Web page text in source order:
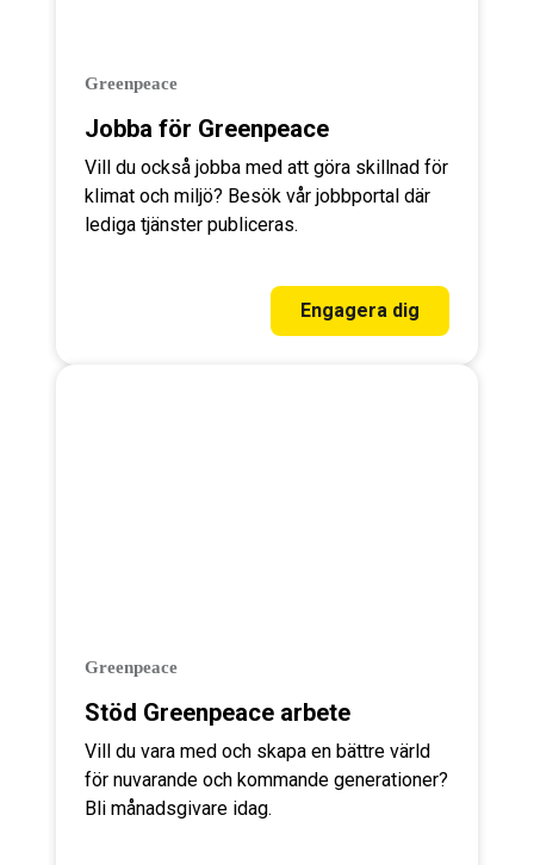
Greenpeace
Jobba för Greenpeace
Vill du också jobba med att göra skillnad för
klimat och miljö? Besök vår jobbportal där
lediga tjänster publiceras.
Engagera dig
Greenpeace
Stöd Greenpeace arbete
Vill du vara med och skapa en bättre värld
för nuvarande och kommande generationer?
Bli månadsgivare idag.